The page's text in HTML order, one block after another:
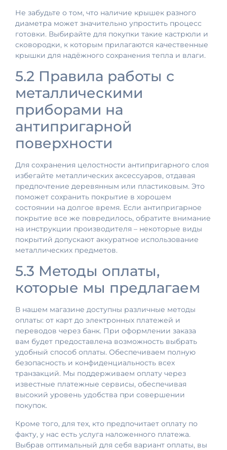
Не забудьте о том, что наличие крышек разного
диаметра может значительно упростить процесс
готовки. Выбирайте для покупки такие кастрюли и
сковородки, к которым прилагаются качественные
крышки для надёжного сохранения тепла и влаги.
5.2 Правила работы с
металлическими
приборами на
антипригарной
поверхности
Для сохранения целостности антипригарного слоя
избегайте металлических аксессуаров, отдавая
предпочтение деревянным или пластиковым. Это
поможет сохранить покрытие в хорошем
состоянии на долгое время. Если антипригарное
покрытие все же повредилось, обратите внимание
на инструкции производителя – некоторые виды
покрытий допускают аккуратное использование
металлических предметов.
5.3 Методы оплаты,
которые мы предлагаем
В нашем магазине доступны различные методы
оплаты: от карт до электронных платежей и
переводов через банк. При оформлении заказа
вам будет предоставлена возможность выбрать
удобный способ оплаты. Обеспечиваем полную
безопасность и конфиденциальность всех
транзакций. Мы поддерживаем оплату через
известные платежные сервисы, обеспечивая
высокий уровень удобства при совершении
покупок.
Кроме того, для тех, кто предпочитает оплату по
факту, у нас есть услуга наложенного платежа.
Выбрав оптимальный для себя вариант оплаты, вы